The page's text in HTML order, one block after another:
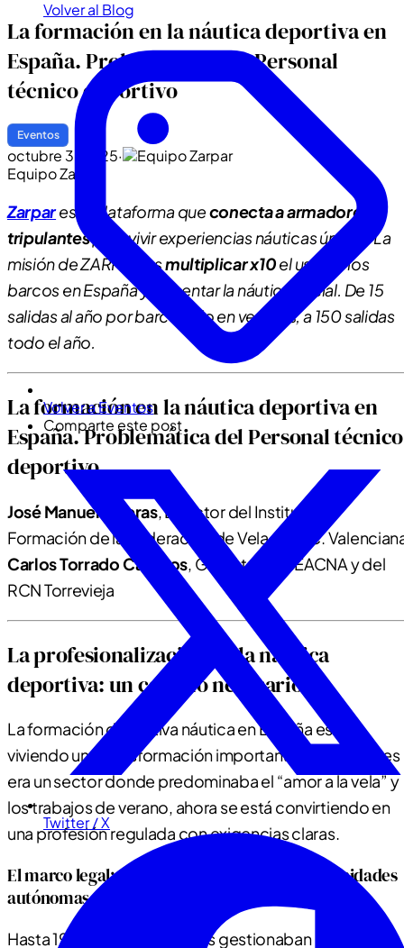
Volver al Blog
Volver a Eventos
Comparte este post
Twitter / X
La formación en la náutica deportiva en
España. Problemática del Personal
técnico deportivo
Eventos
octubre 3, 2025·
Equipo Zarpar
Zarpares la plataforma queconecta a armadores y
tripulantespara vivir experiencias náuticas únicas. La
misión de ZARPAR esmultiplicar x10el uso de los
barcos en España y fomentar la náutica social. De 15
salidas al año por barco solo en veranos, a 150 salidas
todo el año.
La formación en la náutica deportiva en
España. Problemática del Personal técnico
deportivo
José Manuel Liceras, Director del Instituto de
Formación de la Federación de Vela de la C.
Carlos Torrado Campos, Gerente de CEACNA y del
RCN Torrevieja
La profesionalización de la náutica
deportiva: un cambio necesario
La formación deportiva náutica en España está
viviendo una transformación importante. Lo que antes
era un sector donde predominaba el “amor a la vela” y
los trabajos de verano, ahora se está convirtiendo en
una profesión regulada con exigencias claras.
El marco legal: de las federaciones a las comunidades
autónomas
Hasta 1999, las federaciones gestionaban